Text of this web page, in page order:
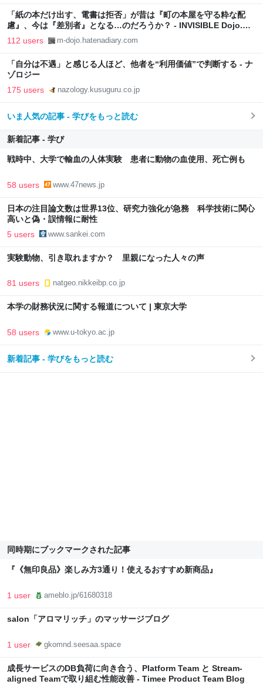
「紙の本だけ出す、電書は拒否」が昔は『町の本屋を守る粋な配
慮』、今は『差別者』となる…のだろうか？ - INVISIBLE Dojo.
ーQUIET & COLORFUL PLACE-
112 users m-dojo.hatenadiary.com
「自分は不遇」と感じる人ほど、他者を“利用価値”で判断する - ナ
ゾロジー
175 users nazology.kusuguru.co.jp
いま人気の記事 - 学びをもっと読む
新着記事 - 学び
戦時中、大学で輸血の人体実験 患者に動物の血使用、死亡例も
58 users www.47news.jp
日本の注目論文数は世界13位、研究力強化が急務 科学技術に関心
高いと偽・誤情報に耐性
5 users www.sankei.com
実験動物、引き取れますか？ 里親になった人々の声
81 users natgeo.nikkeibp.co.jp
本学の財務状況に関する報道について | 東京大学
58 users www.u-tokyo.ac.jp
新着記事 - 学びをもっと読む
同時期にブックマークされた記事
『《無印良品》楽しみ方3通り！使えるおすすめ新商品』
1 user ameblo.jp/61680318
salon「アロマリッチ」のマッサージブログ
1 user gkomnd.seesaa.space
成長サービスのDB負荷に向き合う、Platform Team と Stream-
aligned Teamで取り組む性能改善 - Timee Product Team Blog